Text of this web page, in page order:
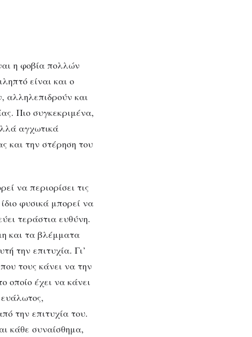
η φοβία πολλών
είναι και ο
αλληλεπιδρούν και
Πιο συγκεκριμένα,
αγχωτικά
και την στέρηση του
να περιορίσει τις
φυσικά μπορεί να
τεράστια ευθύνη.
και τα βλέμματα
την επιτυχία. Γι’
τους κάνει να την
οποίο έχει να κάνει
την επιτυχία του.
κάθε συναίσθημα,